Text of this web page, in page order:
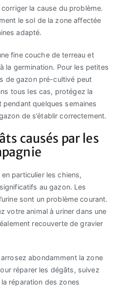
la cause du problème.
le sol de la zone affectée
adapté.
fine couche de terreau et
la germination. Pour les petites
de gazon pré-cultivé peut
tous les cas, protégez la
quelques semaines
de s’établir correctement.
causés par les
particulier les chiens,
au gazon. Les
sont un problème courant.
votre animal à uriner dans une
recouverte de gravier
abondamment la zone
réparer les dégâts, suivez
réparation des zones